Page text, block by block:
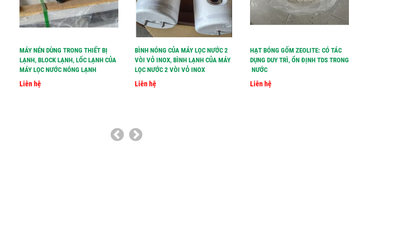
MÁY NÉN DÙNG TRONG THIẾT BỊ
LẠNH, BLOCK LẠNH, LỐC LẠNH CỦA
MÁY LỌC NƯỚC NÓNG LẠNH
Liên hệ
BÌNH NÓNG CỦA MÁY LỌC NƯỚC 2
VÒI VỎ INOX, BÌNH LẠNH CỦA MÁY
LỌC NƯỚC 2 VÒI VỎ INOX
Liên hệ
HẠT BÓNG GỐM ZEOLITE: CÓ TÁC
DỤNG DUY TRÌ, ỔN ĐỊNH TDS TRONG
NƯỚC
Liên hệ